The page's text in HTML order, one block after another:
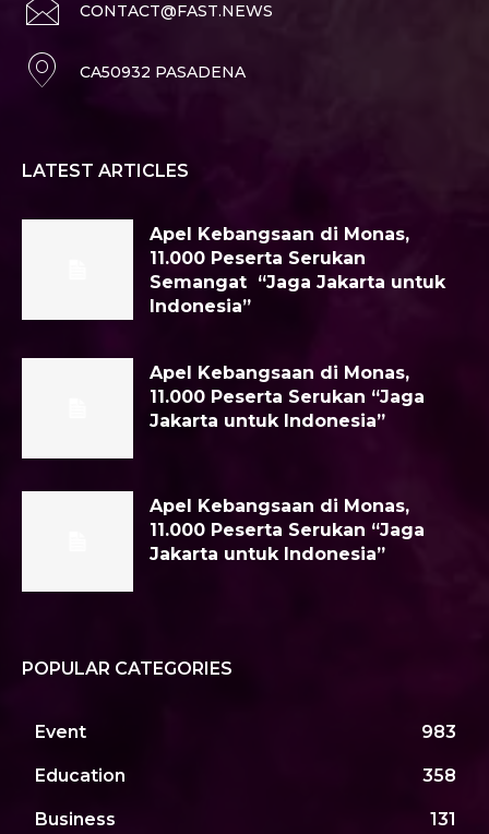
CONTACT@FAST.NEWS
CA50932 PASADENA
LATEST ARTICLES
Apel Kebangsaan di Monas,
11.000 Peserta Serukan
Semangat “Jaga Jakarta untuk
Indonesia”
Apel Kebangsaan di Monas,
11.000 Peserta Serukan “Jaga
Jakarta untuk Indonesia”
Apel Kebangsaan di Monas,
11.000 Peserta Serukan “Jaga
Jakarta untuk Indonesia”
POPULAR CATEGORIES
Event 983
Education 358
Business 131